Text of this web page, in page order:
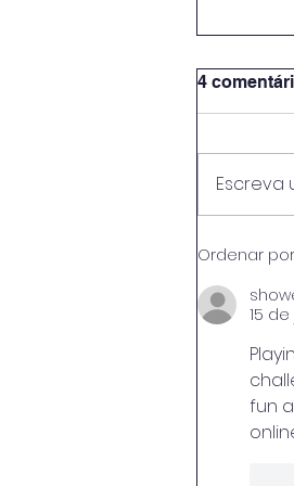
O
de
4
Escreva
Ordenar
15 de
fun